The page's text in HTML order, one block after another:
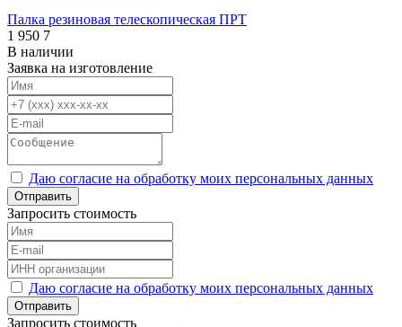
Палка резиновая телескопическая ПРТ
1 950 7
В наличии
Заявка на изготовление
Даю согласие на обработку моих персональных данных
Отправить
Запросить стоимость
Даю согласие на обработку моих персональных данных
Отправить
Запросить стоимость